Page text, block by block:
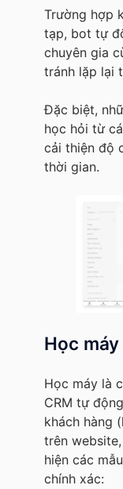
Trường hợp
tạp, bot tự
chuyên gia
tránh lặp lại
Đặc biệt,
học hỏi từ
cải thiện độ
thời gian.
Học
Học máy là
CRM tự
khách hàng
trên
hiện các
chính xác: